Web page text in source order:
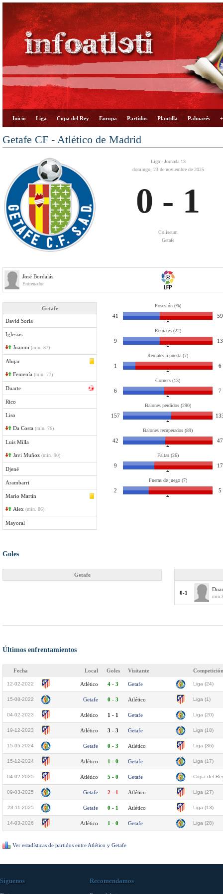
Inicio Liga Copa del Rey Europa Partidos Plantilla Palmarés
Getafe CF - Atlético de Madrid
Liga - Jornada 13
domingo, 23 de noviembre de 2025
0 - 1
Coliseum
Getafe
José Bordalás
Entrenador
Getafe
David Soria
Iglesias
Juanmi (min. 87)
Abqar
Femenía (min. 77)
Duarte
Rico
Liso
Da Costa (min. 76)
Luis Milla
Javi Muñoz (min. 90)
Djené
Arambarri
Mario Martín
Alex (min. 86)
Mayoral
Posesión (%)
41 59
Remates (22)
9 13
Remates a puerta (7)
1 6
Corners (13)
6 7
Balones perdidos (290)
157
Balones recuperados (89)
42 47
Faltas (26)
9 17
Fueras de juego (7)
2 5
Goles
Getafe
0-1
Últimos enfrentamientos
Fecha Local Goles Visitante Competición
12-02-2022 Atlético 4 - 3 Getafe Liga (24)
15-08-2022 Getafe 0 - 3 Atlético Liga (1)
04-02-2023 Atlético 1 - 1 Getafe Liga (20)
19-12-2023 Atlético 3 - 3 Getafe Liga (18)
15-05-2024 Getafe 0 - 3 Atlético Liga (36)
15-12-2024 Atlético 1 - 0 Getafe Liga (17)
04-02-2025 Atlético 5 - 0 Getafe Copa del
09-03-2025 Getafe 2 - 1 Atlético Liga (27)
23-11-2025 Getafe 0 - 1 Atlético Liga (13)
14-03-2026 Atlético 1 - 0 Getafe Liga (28)
Ver estadísticas de partidos entre Atlético y Getafe
Síguenos Recomendamos